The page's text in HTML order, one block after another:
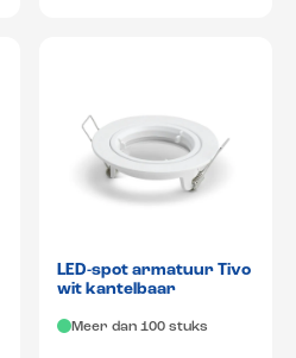
LED-spot armatuur Tivo
wit kantelbaar
Meer dan 100 stuks